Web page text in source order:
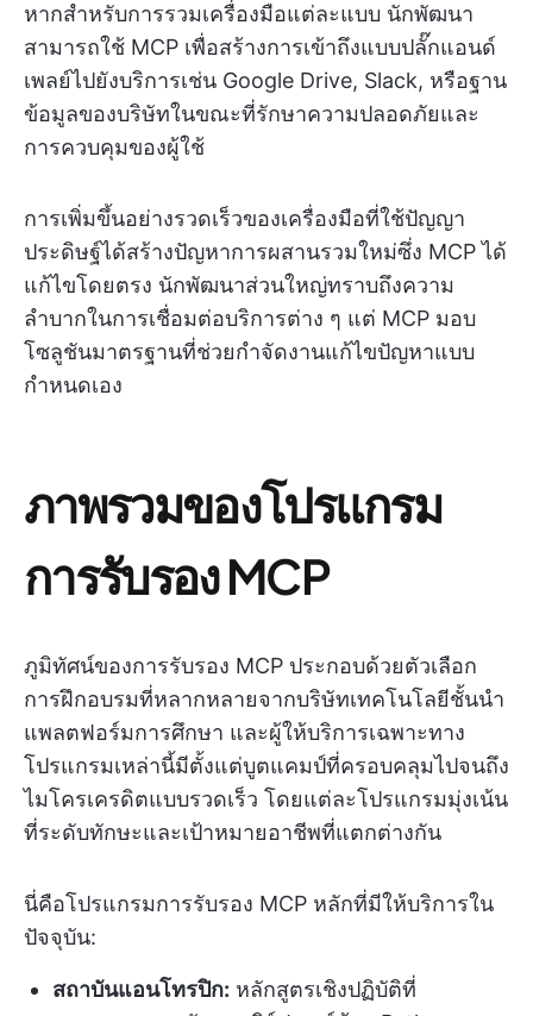
หากสำหรับการรวมเครื่องมือแต่ละแบบ นักพัฒนา
สามารถใช้ MCP เพื่อสร้างการเข้าถึงแบบปลั๊กแอนด์
เพลย์ไปยังบริการเช่น Google Drive, Slack, หรือฐาน
ข้อมูลของบริษัทในขณะที่รักษาความปลอดภัยและ
การควบคุมของผู้ใช้
การเพิ่มขึ้นอย่างรวดเร็วของเครื่องมือที่ใช้ปัญญา
ประดิษฐ์ได้สร้างปัญหาการผสานรวมใหม่ซึ่ง MCP ได้
แก้ไขโดยตรง นักพัฒนาส่วนใหญ่ทราบถึงความ
ลำบากในการเชื่อมต่อบริการต่าง ๆ แต่ MCP มอบ
โซลูชันมาตรฐานที่ช่วยกำจัดงานแก้ไขปัญหาแบบ
กำหนดเอง
ภาพรวมของโปรแกรม
การรับรอง MCP
ภูมิทัศน์ของการรับรอง MCP ประกอบด้วยตัวเลือก
การฝึกอบรมที่หลากหลายจากบริษัทเทคโนโลยีชั้นนำ
แพลตฟอร์มการศึกษา และผู้ให้บริการเฉพาะทาง
โปรแกรมเหล่านี้มีตั้งแต่บูตแคมป์ที่ครอบคลุมไปจนถึง
ไมโครเครดิตแบบรวดเร็ว โดยแต่ละโปรแกรมมุ่งเน้น
ที่ระดับทักษะและเป้าหมายอาชีพที่แตกต่างกัน
นี่คือโปรแกรมการรับรอง MCP หลักที่มีให้บริการใน
ปัจจุบัน:
สถาบันแอนโทรปิก: หลักสูตรเชิงปฏิบัติที่